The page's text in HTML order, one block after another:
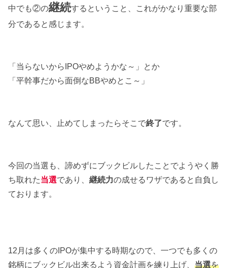
中でも②の継続するということ、これがかなり重要な部
分であると感じます。
「当らないからIPOやめようかな～」とか
「平幹事だから面倒なBBやめとこ～」
なんて思い、止めてしまったらそこで終了です。
今回の当選も、諦めずにブックビルしたことでようやく勝
ち取れた当選であり、 継続力の成せるワザであると自負し
ております。
12月は多くのIPOが集中する時期なので、一つでも多くの
銘柄にブックビル出来るよう資金計画を練り上げ、 当選を